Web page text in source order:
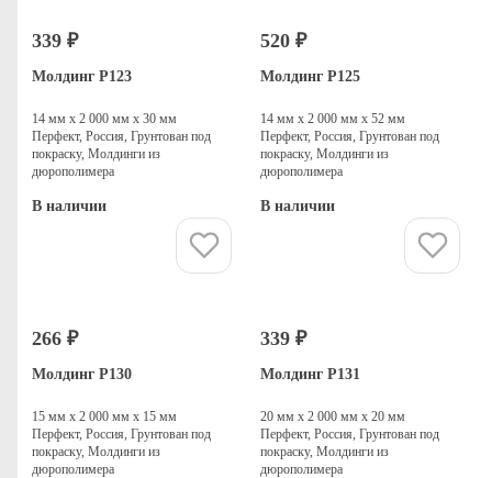
339 ₽
Молдинг P123
14 мм х 2 000 мм х 30 мм
Перфект, Россия, Грунтован под
покраску, Молдинги из
дюрополимера
В наличии
520 ₽
Молдинг P125
14 мм х 2 000 мм х 52 мм
Перфект, Россия, Грунтован под
покраску, Молдинги из
дюрополимера
В наличии
266 ₽
Молдинг P130
15 мм х 2 000 мм х 15 мм
Перфект, Россия, Грунтован под
покраску, Молдинги из
дюрополимера
339 ₽
Молдинг P131
20 мм х 2 000 мм х 20 мм
Перфект, Россия, Грунтован под
покраску, Молдинги из
дюрополимера